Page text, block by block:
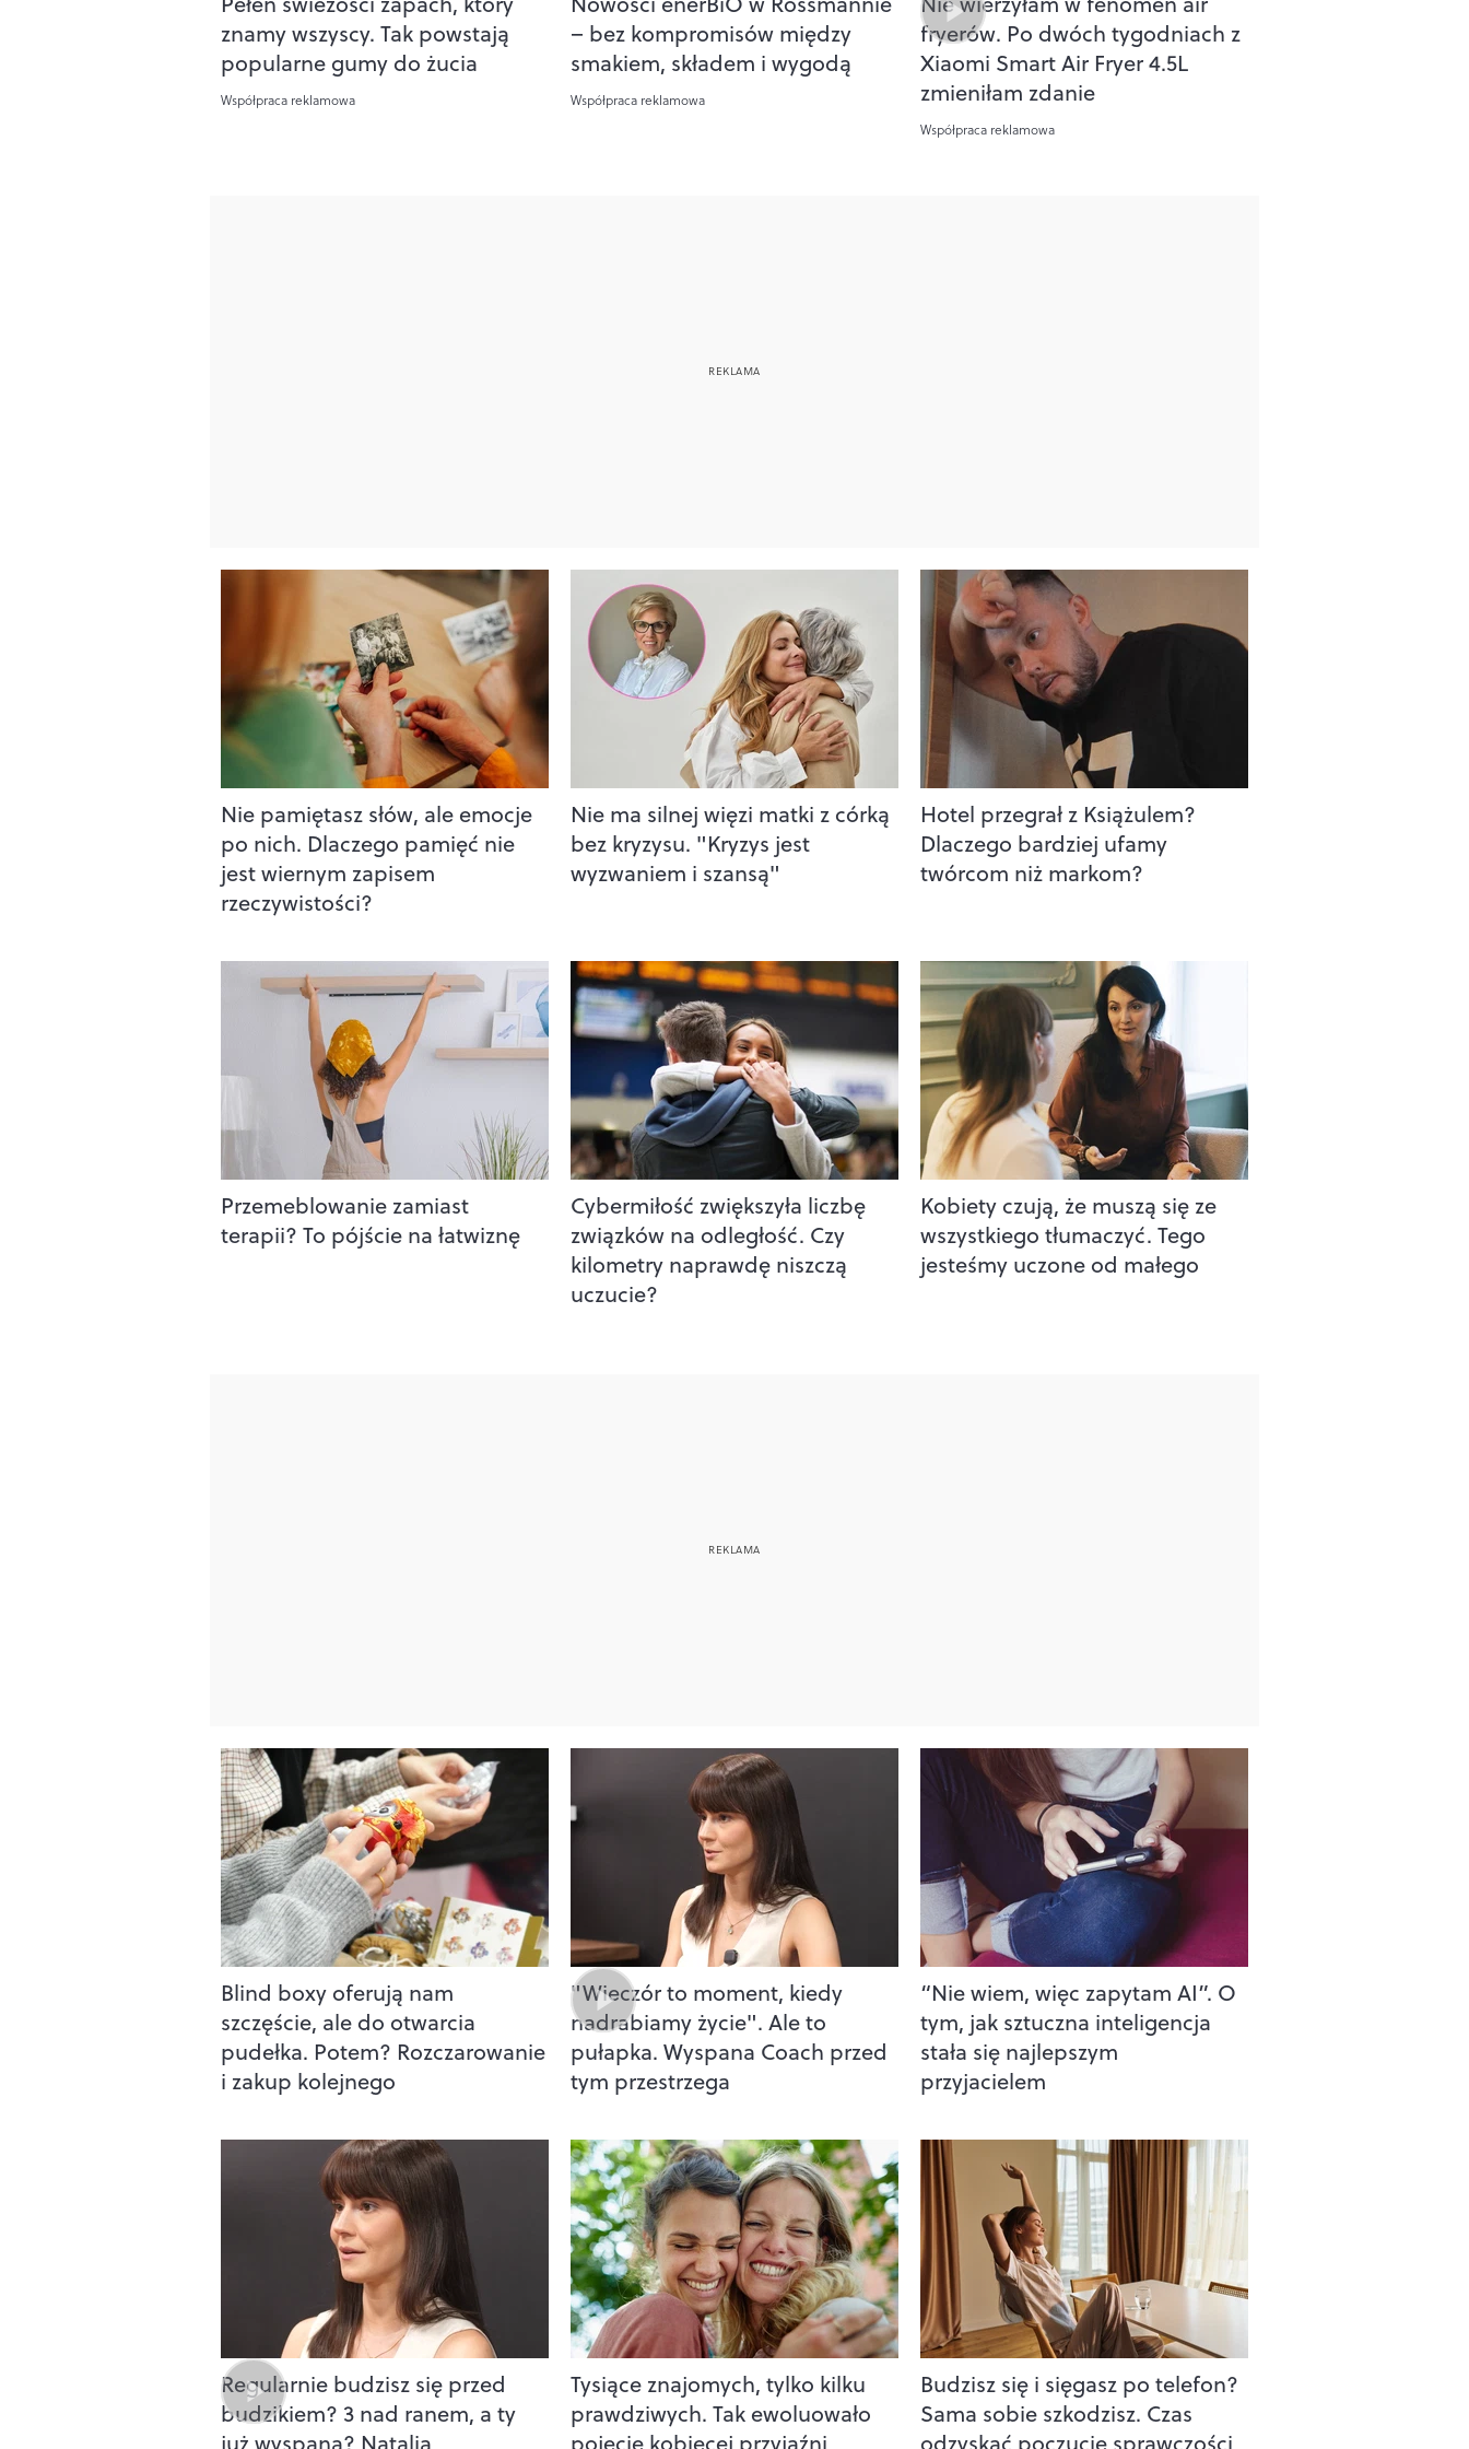
znamy wszyscy. Tak powstają
popularne gumy do żucia
Współpraca reklamowa
– bez kompromisów między
smakiem, składem i wygodą
Współpraca reklamowa
fryerów. Po dwóch tygodniach z
Xiaomi Smart Air Fryer 4.5L
zmieniłam zdanie
Współpraca reklamowa
Nie pamiętasz słów, ale emocje
po nich. Dlaczego pamięć nie
jest wiernym zapisem
rzeczywistości?
Nie ma silnej więzi matki z córką
bez kryzysu. "Kryzys jest
wyzwaniem i szansą"
Hotel przegrał z Książulem?
Dlaczego bardziej ufamy
twórcom niż markom?
Przemeblowanie zamiast
terapii? To pójście na łatwiznę
Cybermiłość zwiększyła liczbę
związków na odległość. Czy
kilometry naprawdę niszczą
uczucie?
Kobiety czują, że muszą się ze
wszystkiego tłumaczyć. Tego
jesteśmy uczone od małego
Blind boxy oferują nam
szczęście, ale do otwarcia
pudełka. Potem? Rozczarowanie
i zakup kolejnego
"Wieczór to moment, kiedy
nadrabiamy życie". Ale to
pułapka. Wyspana Coach przed
tym przestrzega
“Nie wiem, więc zapytam AI”. O
tym, jak sztuczna inteligencja
stała się najlepszym
przyjacielem
Regularnie budzisz się przed
budzikiem? 3 nad ranem, a ty
Tysiące znajomych, tylko kilku
prawdziwych. Tak ewoluowało
Budzisz się i sięgasz po telefon?
Sama sobie szkodzisz. Czas